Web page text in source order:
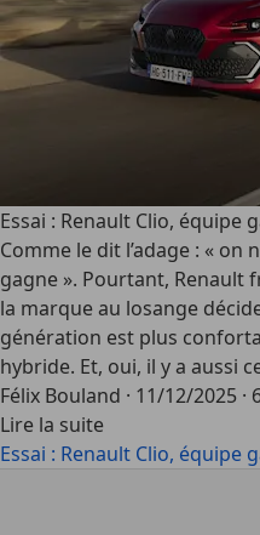
Essai : Renault Clio, équipe
Comme le dit l’adage : « on
gagne ». Pourtant, Renault
la marque au losange
génération est plus
hybride. Et, oui, il y a aussi
Félix Bouland · 11/12/2025 ·
Lire la suite
Essai : Renault Clio, équipe